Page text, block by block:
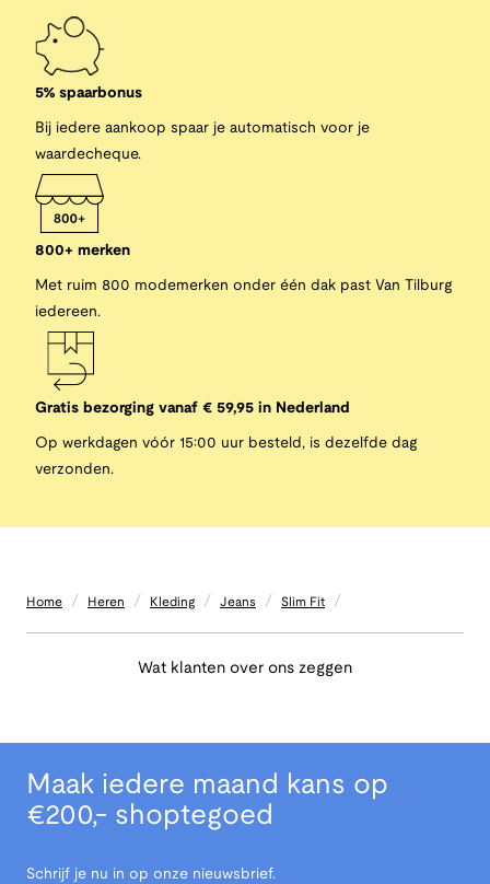
5% spaarbonus
Bij iedere aankoop spaar je automatisch voor je
waardecheque.
800+ merken
Met ruim 800 modemerken onder één dak past Van Tilburg
iedereen.
Gratis bezorging vanaf € 59,95 in Nederland
Op werkdagen vóór 15:00 uur besteld, is dezelfde dag
verzonden.
Home / Heren / Kleding / Jeans / Slim Fit /
Wat klanten over ons zeggen
Maak iedere maand kans op
€200,- shoptegoed
Schrijf je nu in op onze nieuwsbrief.